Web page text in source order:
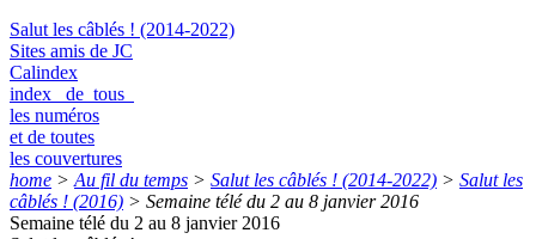
Salut les câblés ! (2014-2022)
Sites amis de JC
Calindex
index de tous
les numéros
et de toutes
les couvertures
home > Au fil du temps > Salut les câblés ! (2014-2022) > Salut les
câblés ! (2016) > Semaine télé du 2 au 8 janvier 2016
Semaine télé du 2 au 8 janvier 2016